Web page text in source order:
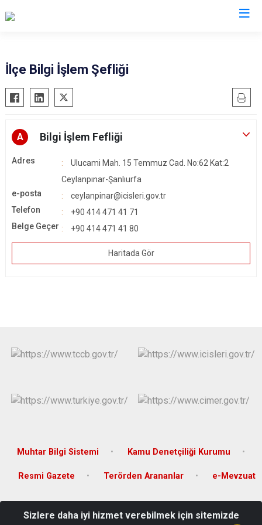
Akçakale
Birecik
Bozova
Ceylanpınar
Halfeti
Hilvan
Eyyübiye
Karaköprü
İlçe Bilgi İşlem Şefliği
A Bilgi İşlem Fefliği
Adres
Ulucami Mah. 15 Temmuz Cad. No:62 Kat:2
Ceylanpınar-Şanlıurfa
e-posta
ceylanpinar@icisleri.gov.tr
Telefon
+90 414 471 41 71
Belge Geçer
+90 414 471 41 80
Haritada Gör
Muhtar Bilgi Sistemi Kamu Denetçiliği Kurumu
Resmi Gazete Terörden Arananlar e-Mevzuat
15 Temmuz Caddesi No:61 Kat:2 Ceylanpınar-Şanlıurfa
Sizlere daha iyi hizmet verebilmek için sitemizde